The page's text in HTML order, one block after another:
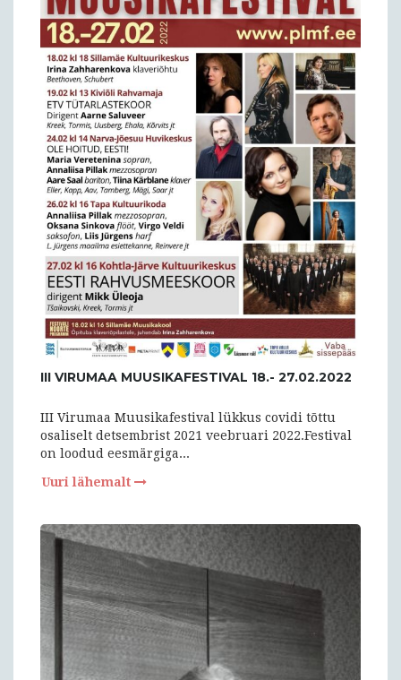
III VIRUMAA MUUSIKAFESTIVAL 18.- 27.02.2022
III Virumaa Muusikafestival lükkus covidi tõttu
osaliselt detsembrist 2021 veebruari 2022.Festival
on loodud eesmärgiga...
Uuri lähemalt